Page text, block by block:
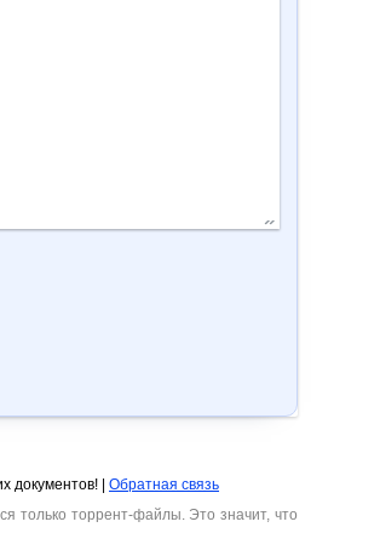
|
Обратная связь
только торрент-файлы. Это значит, что